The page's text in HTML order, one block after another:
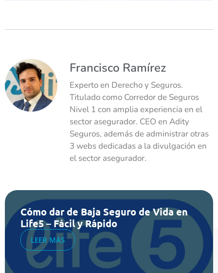
Francisco Ramírez
Experto en Derecho y Seguros.
Titulado como Corredor de Seguros
Nivel 1 con amplia experiencia en el
sector asegurador. CEO en Adity
Seguros, además de administrar otras
3 webs dedicadas a la divulgación en
el sector asegurador.
Cómo dar de Baja Seguro de Vida en
Life5 – Fácil y Rápido
LEER MÁS